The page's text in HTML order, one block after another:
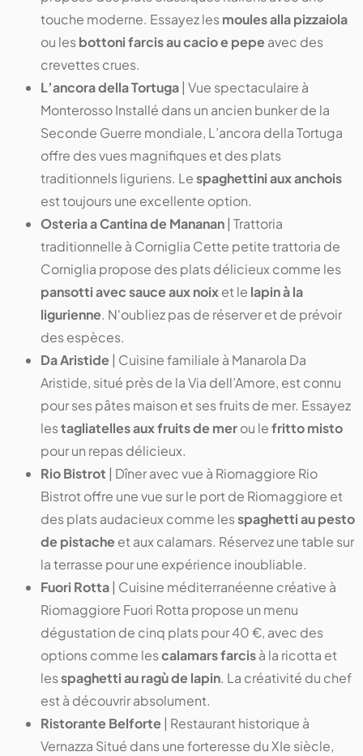
touche moderne. Essayez lesmoules alla pizzaiola
ou lesbottoni farcis au cacio e pepeavec des
crevettes crues.
L’ancora della Tortuga | Vue spectaculaire à
Monterosso Installé dans un ancien bunker de la
Seconde Guerre mondiale, L’ancora della Tortuga
offre des vues magnifiques et des plats
traditionnels liguriens. Lespaghettini aux anchois
est toujours une excellente option.
Osteria a Cantina de Mananan | Trattoria
traditionnelle à Corniglia Cette petite trattoria de
Corniglia propose des plats délicieux comme les
pansotti avec sauce aux noixet le lapin à la
ligurienne. N'oubliez pas de réserver et de prévoir
des espèces.
Da Aristide | Cuisine familiale à Manarola Da
Aristide, situé près de la Via dell’Amore, est connu
pour ses pâtes maison et ses fruits de mer. Essayez
lestagliatelles aux fruits de merou lefritto misto
pour un repas délicieux.
Rio Bistrot | Dîner avec vue à Riomaggiore Rio
Bistrot offre une vue sur le port de Riomaggiore et
des plats audacieux comme lesspaghetti au pesto
de pistacheet aux calamars. Réservez une table sur
la terrasse pour une expérience inoubliable.
Fuori Rotta | Cuisine méditerranéenne créative à
Riomaggiore Fuori Rotta propose un menu
dégustation de cinq plats pour 40 €, avec des
options comme lescalamars farcisà la ricotta et
lesspaghetti au ragù de lapin. La créativité du chef
est à découvrir absolument.
Ristorante Belforte | Restaurant historique à
Vernazza Situé dans une forteresse du XIe siècle,